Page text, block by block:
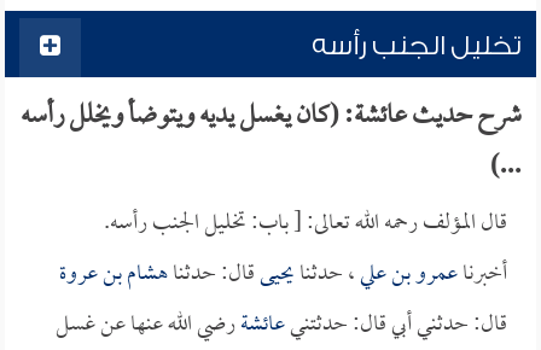
تخليل الجنب رأسه
شرح حديث عائشة: (كان يغسل يديه ويتوضأ ويخلل رأسه
...)
قال المؤلف رحمه الله تعالى: [ باب: تخليل الجنب رأسه.
أخبرناعمرو بن علي، حدثنايحيىقال: حدثناهشام بن عروة
قال: حدثني أبي قال: حدثتنيعائشةرضي الله عنها عن غسل